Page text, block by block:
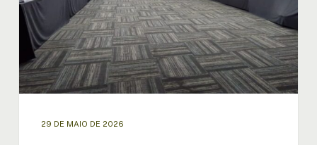
e
OPIAC
promovem
um
diálogo
29 DE MAIO DE 2026